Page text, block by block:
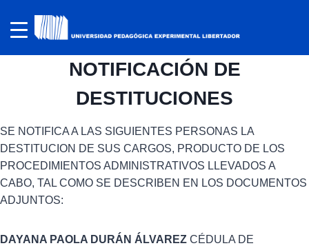
NOTIFICACIÓN DE
DESTITUCIONES
SE NOTIFICA A LAS SIGUIENTES PERSONAS LA
DESTITUCION DE SUS CARGOS, PRODUCTO DE LOS
PROCEDIMIENTOS ADMINISTRATIVOS LLEVADOS A
CABO, TAL COMO SE DESCRIBEN EN LOS DOCUMENTOS
ADJUNTOS:
DAYANA PAOLA DURÁN ÁLVAREZ CÉDULA DE